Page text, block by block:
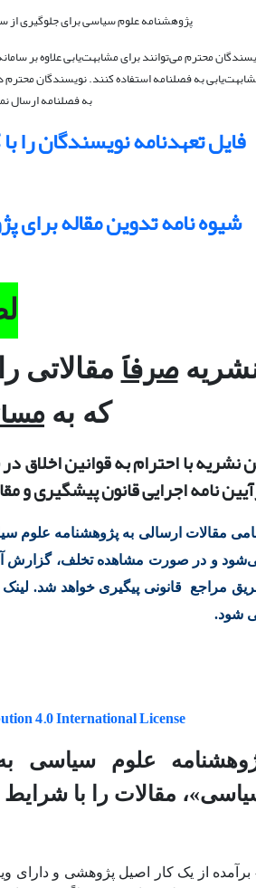
پژوهشنامه علوم سیاسی برای جلوگیری
محترم می‌توانند برای مشابهت‌یابی علاوه بر
به فصلنامه استفاده کنند.نویسندگان محترم
به فصلنامه ارسال
فایل تعهدنامه نویسندگان را
شیوه نامه تدوین مقاله برای
صرفاً مقالاتی
که به
نشریه با احترام به قوانین اخلاق
آییننامه اجرایی قانون پیشگیری و
مقالات ارسالی به پژوهشنامه علوم
و در صورت مشاهده تخلف، گزارش آن
مراجع قانونی پیگیری خواهد شد.
شود.
4.0 International License
علوم سیاسی
مقالات را با